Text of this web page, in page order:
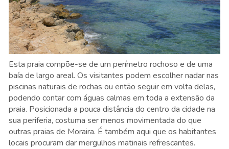
Esta praia compõe-se de um perímetro rochoso e de uma
baía de largo areal. Os visitantes podem escolher nadar nas
piscinas naturais de rochas ou então seguir em volta delas,
podendo contar com águas calmas em toda a extensão da
praia. Posicionada a pouca distância do centro da cidade na
sua periferia, costuma ser menos movimentada do que
outras praias de Moraira. É também aqui que os habitantes
locais procuram dar mergulhos matinais refrescantes.